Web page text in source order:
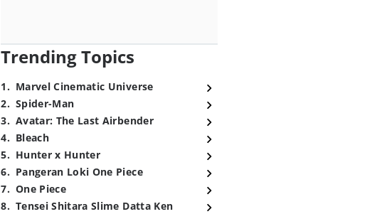
Trending Topics
1. Marvel Cinematic Universe
2. Spider-Man
3. Avatar: The Last Airbender
4. Bleach
5. Hunter x Hunter
6. Pangeran Loki One Piece
7. One Piece
8. Tensei Shitara Slime Datta Ken